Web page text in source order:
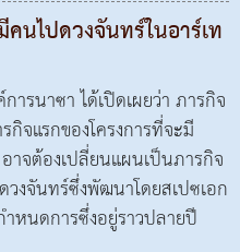
นไปดวงจันทร์ในอาร์เท
รนาซา ได้เปิดเผยว่า ภารกิจ
กิจแรกของโครงการที่จะมี
จต้องเปลี่ยนแผนเป็นภารกิจ
งจันทร์ซึ่งพัฒนาโดยสเปซเอก
ำหนดการซึ่งอยู่ราวปลายปี